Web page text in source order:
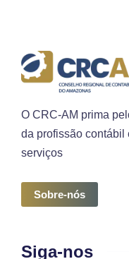
O CRC-AM prima
da profissão contábil
serviços
Sobre-nós
Siga-nos